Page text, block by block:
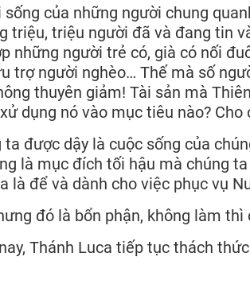
của những người chung
triệu, triệu người đã và đang tin
những người trẻ có, già có nối
trợ người nghèo… Thế mà số
thuyên giảm! Tài sản mà
dụng nó vào mục tiêu nào? Cho
được dậy là cuộc sống của
là mục đích tối hậu mà chúng
là để và dành cho việc phục vụ
đó là bổn phận, không làm thì
Thánh Luca tiếp tục thách